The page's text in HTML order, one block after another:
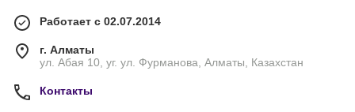
Работает с 02.07.2014
г. Алматы
ул. Абая 10, уг. ул. Фурманова, Алматы, Казахстан
Контакты